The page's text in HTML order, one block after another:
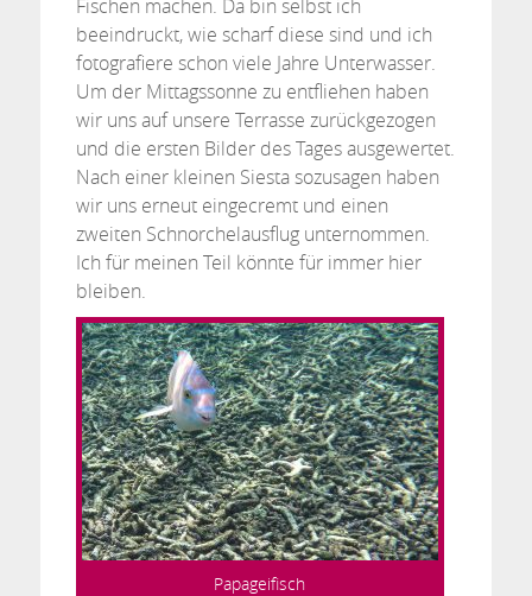
Fischen machen. Da bin selbst ich
beeindruckt, wie scharf diese sind und ich
fotografiere schon viele Jahre Unterwasser.
Um der Mittagssonne zu entfliehen haben
wir uns auf unsere Terrasse zurückgezogen
und die ersten Bilder des Tages ausgewertet.
Nach einer kleinen Siesta sozusagen haben
wir uns erneut eingecremt und einen
zweiten Schnorchelausflug unternommen.
Ich für meinen Teil könnte für immer hier
bleiben.
Papageifisch